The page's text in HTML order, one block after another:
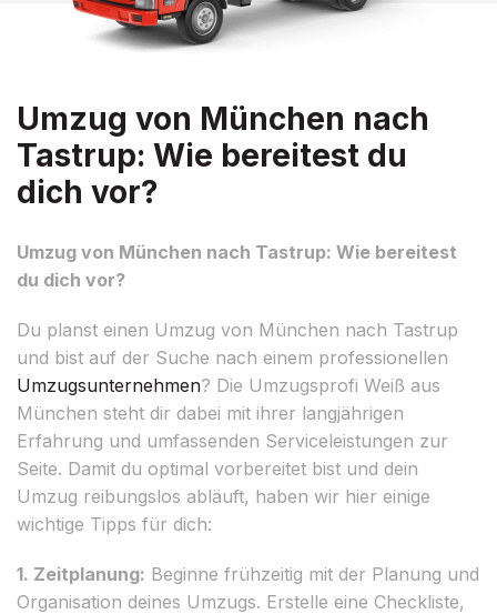
Umzug von München nach
Tastrup: Wie bereitest du
dich vor?
Umzug von München nach Tastrup: Wie bereitest
du dich vor?
Du planst einen Umzug von München nach Tastrup
und bist auf der Suche nach einem professionellen
Umzugsunternehmen? Die Umzugsprofi Weiß aus
München steht dir dabei mit ihrer langjährigen
Erfahrung und umfassenden Serviceleistungen zur
Seite. Damit du optimal vorbereitet bist und dein
Umzug reibungslos abläuft, haben wir hier einige
wichtige Tipps für dich:
1. Zeitplanung: Beginne frühzeitig mit der Planung und
Organisation deines Umzugs. Erstelle eine Checkliste,